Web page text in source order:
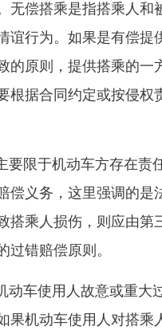
偿搭乘是指搭乘人和
谊行为。如果是有偿
的原则，提供搭乘的一
根据合同约定或按侵
限于机动车方存在责
偿义务，这里强调的
搭乘人损伤，则应由
过错赔偿原则。
车使用人故意或重大
果机动车使用人对搭